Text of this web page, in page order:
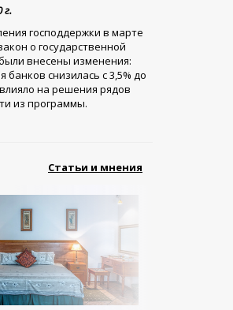
г.
господдержки в марте
о государственной
внесены изменения:
банков снизилась с 3,5% до
на решения рядов
из программы.
Статьи и мнения